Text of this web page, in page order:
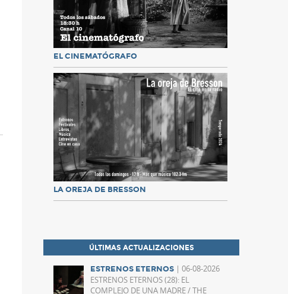
EL CINEMATÓGRAFO
LA OREJA DE BRESSON
ÚLTIMAS ACTUALIZACIONES
ESTRENOS ETERNOS | 06-08-2026
ESTRENOS ETERNOS (28): EL
COMPLEJO DE UNA MADRE / THE